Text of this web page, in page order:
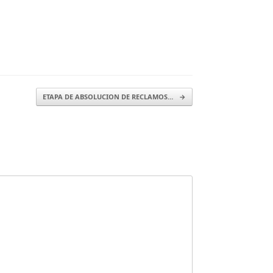
ETAPA DE ABSOLUCION DE RECLAMOS… →